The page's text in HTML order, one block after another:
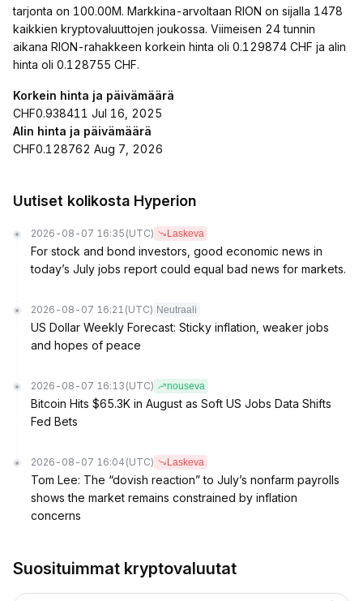
tarjonta on 100.00M. Markkina-arvoltaan RION on sijalla 1478
kaikkien kryptovaluuttojen joukossa. Viimeisen 24 tunnin
aikana RION-rahakkeen korkein hinta oli 0.129874 CHF ja alin
hinta oli 0.128755 CHF.
Korkein hinta ja päivämäärä
CHF0.938411 Jul 16, 2025
Alin hinta ja päivämäärä
CHF0.128762 Aug 7, 2026
Uutiset kolikosta Hyperion
2026-08-07 16:35 (UTC) Laskeva
For stock and bond investors, good economic news in
today’s July jobs report could equal bad news for markets.
2026-08-07 16:21 (UTC) Neutraali
US Dollar Weekly Forecast: Sticky inflation, weaker jobs
and hopes of peace
2026-08-07 16:13 (UTC) nouseva
Bitcoin Hits $65.3K in August as Soft US Jobs Data Shifts
Fed Bets
2026-08-07 16:04 (UTC) Laskeva
Tom Lee: The “dovish reaction” to July’s nonfarm payrolls
shows the market remains constrained by inflation
concerns
Suosituimmat kryptovaluutat